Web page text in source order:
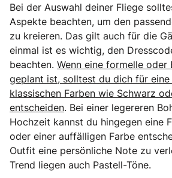
Bei der Auswahl deiner Fliege
Aspekte beachten, um den
zu kreieren. Das gilt auch für die
einmal ist es wichtig, den
beachten. Wenn eine formelle oder
geplant ist, solltest du dich für
klassischen Farben wie Schwarz
entscheiden. Bei einer legereren
Hochzeit kannst du hingegen eine
oder einer auffälligen Farbe
Outfit eine persönliche Note zu
Trend liegen auch Pastell-Töne.